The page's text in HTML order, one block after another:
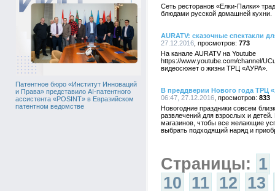
Патентное бюро «Институт Инноваций
и Права» представило AI-патентного
ассистента «POSINT» в Евразийском
патентном ведомстве
Сеть ресторанов «Елки-Палки»
блюдами русской домашней кухни.
AURATV: сказочные спектакли
27.12.2016
773
На канале AURATV на Youtube
https://www.youtube.com/channel/
видеосюжет о жизни ТРЦ «АУРА».
В преддверии Нового года ТРЦ
06:47, 27.12.2016
833
Новогодние праздники совсем
развлечений для взрослых и
магазинов, чтобы все желающие
выбрать подходящий наряд и
Страницы: 1
10 11 12 13